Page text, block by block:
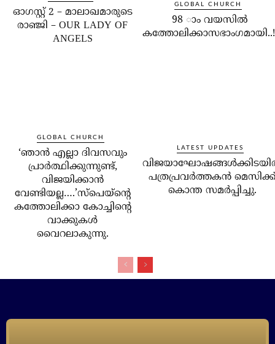
ഓഗസ്റ്റ് 2 – മാലാഖമാരുടെ
രാഞ്ജി – OUR LADY OF
ANGELS
GLOBAL CHURCH
98 ാം വയസില്‍
GLOBAL CHURCH
‘ഞാന്‍ എല്ലാ ദിവസവും
പ്രാര്‍ത്ഥിക്കുന്നുണ്ട്,
വിജയിക്കാന്‍
വേണ്ടിയല്ല….’സ്‌പെയ്‌ന്റെ
കത്തോലിക്കാ കോച്ചിന്റെ
വാക്കുകള്‍
വൈറലാകുന്നു.
LATEST UPDATES
പത്രപ്രവര്‍ത്തകന്‍
കൊന്ത സമര്‍പ്പിച്ചു.